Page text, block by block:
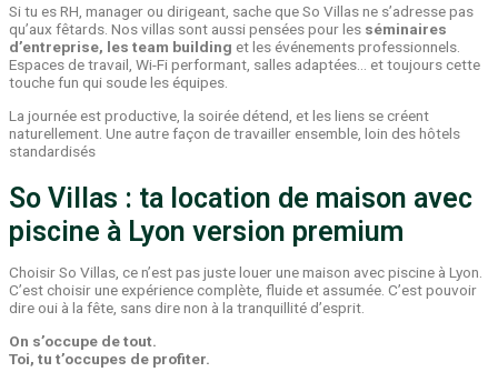
Si tu es RH, manager ou dirigeant, sache que So Villas ne s’adresse pas
qu’aux fêtards. Nos villas sont aussi pensées pour les séminaires
d’entreprise, les team building et les événements professionnels.
Espaces de travail, Wi-Fi performant, salles adaptées… et toujours cette
touche fun qui soude les équipes.
La journée est productive, la soirée détend, et les liens se créent
naturellement. Une autre façon de travailler ensemble, loin des hôtels
standardisés
So Villas : ta location de maison avec
piscine à Lyon version premium
Choisir So Villas, ce n’est pas juste louer une maison avec piscine à Lyon.
C’est choisir une expérience complète, fluide et assumée. C’est pouvoir
dire oui à la fête, sans dire non à la tranquillité d’esprit.
On s’occupe de tout.
Toi, tu t’occupes de profiter.